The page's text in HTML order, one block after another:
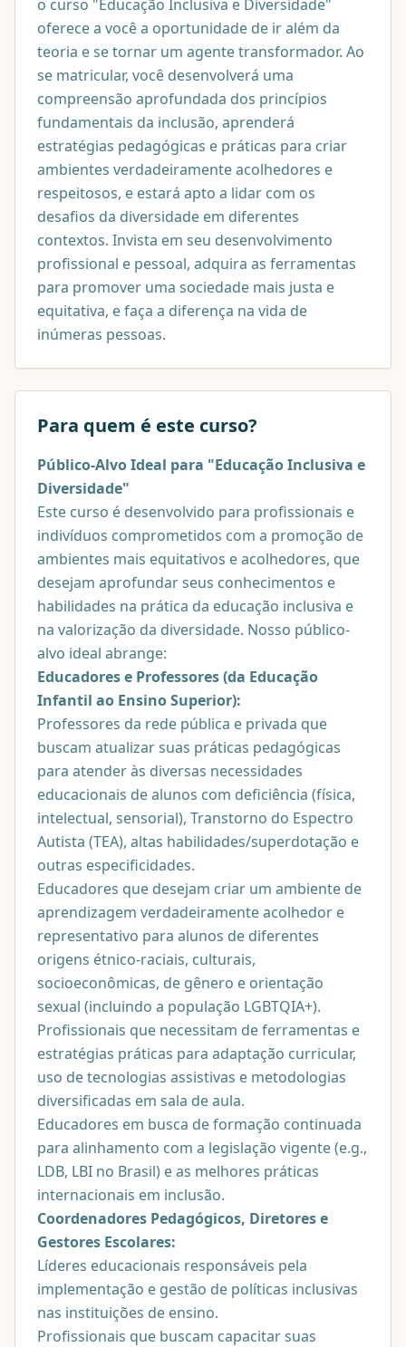
o curso "Educação Inclusiva e Diversidade"
oferece a você a oportunidade de ir além da
teoria e se tornar um agente transformador. Ao
se matricular, você desenvolverá uma
compreensão aprofundada dos princípios
fundamentais da inclusão, aprenderá
estratégias pedagógicas e práticas para criar
ambientes verdadeiramente acolhedores e
respeitosos, e estará apto a lidar com os
desafios da diversidade em diferentes
contextos. Invista em seu desenvolvimento
profissional e pessoal, adquira as ferramentas
para promover uma sociedade mais justa e
equitativa, e faça a diferença na vida de
inúmeras pessoas.
Para quem é este curso?
Público-Alvo Ideal para "Educação Inclusiva e
Diversidade"
Este curso é desenvolvido para profissionais e
indivíduos comprometidos com a promoção de
ambientes mais equitativos e acolhedores, que
desejam aprofundar seus conhecimentos e
habilidades na prática da educação inclusiva e
na valorização da diversidade. Nosso público-
alvo ideal abrange:
Educadores e Professores (da Educação
Infantil ao Ensino Superior):
Professores da rede pública e privada que
buscam atualizar suas práticas pedagógicas
para atender às diversas necessidades
educacionais de alunos com deficiência (física,
intelectual, sensorial), Transtorno do Espectro
Autista (TEA), altas habilidades/superdotação e
outras especificidades.
Educadores que desejam criar um ambiente de
aprendizagem verdadeiramente acolhedor e
representativo para alunos de diferentes
origens étnico-raciais, culturais,
socioeconômicas, de gênero e orientação
sexual (incluindo a população LGBTQIA+).
Profissionais que necessitam de ferramentas e
estratégias práticas para adaptação curricular,
uso de tecnologias assistivas e metodologias
diversificadas em sala de aula.
Educadores em busca de formação continuada
para alinhamento com a legislação vigente (e.g.,
LDB, LBI no Brasil) e as melhores práticas
internacionais em inclusão.
Coordenadores Pedagógicos, Diretores e
Gestores Escolares:
Líderes educacionais responsáveis pela
implementação e gestão de políticas inclusivas
nas instituições de ensino.
Profissionais que buscam capacitar suas